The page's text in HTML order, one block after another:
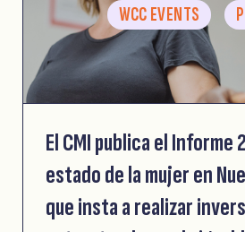
WCC EVENTS
El CMI publica el Informe
estado de la mujer en
que insta a realizar